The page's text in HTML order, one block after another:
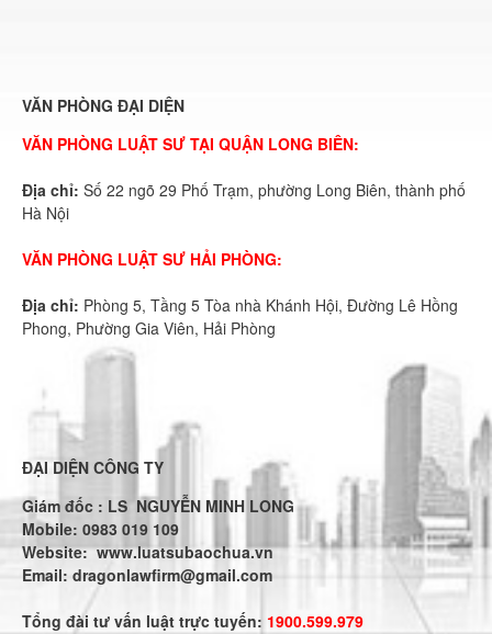
VĂN PHÒNG ĐẠI DIỆN
VĂN PHÒNG LUẬT SƯ TẠI QUẬN LONG BIÊN:
Địa chỉ: Số 22 ngõ 29 Phố Trạm, phường Long Biên, thành phố
Hà Nội
VĂN PHÒNG LUẬT SƯ HẢI PHÒNG:
Địa chỉ: Phòng 5, Tầng 5 Tòa nhà Khánh Hội, Đường Lê Hồng
Phong, Phường Gia Viên, Hải Phòng
ĐẠI DIỆN CÔNG TY
Giám đốc : LS NGUYỄN MINH LONG
Mobile: 0983 019 109
Website:www.luatsubaochua.vn
Email: dragonlawfirm@gmail.com
Tổng đài tư vấn luật trực tuyến: 1900.599.979